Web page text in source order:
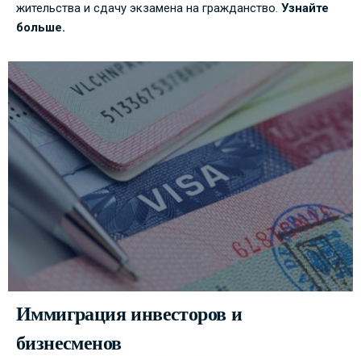
жительства и сдачу экзамена на гражданство. Узнайте
больше.
Иммиграция инвесторов и
бизнесменов